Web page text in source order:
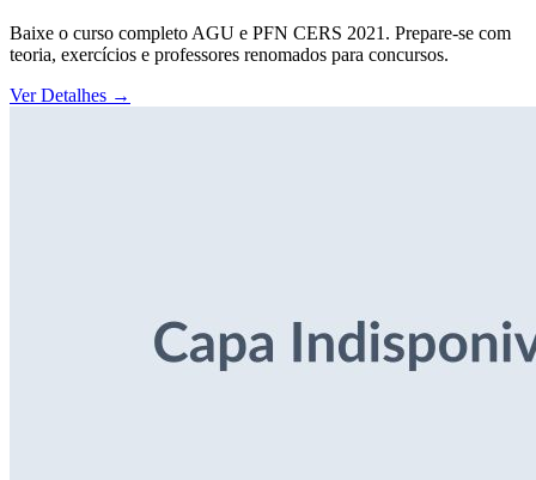
Baixe o curso completo AGU e PFN CERS 2021. Prepare-se com
teoria, exercícios e professores renomados para concursos.
Ver Detalhes →